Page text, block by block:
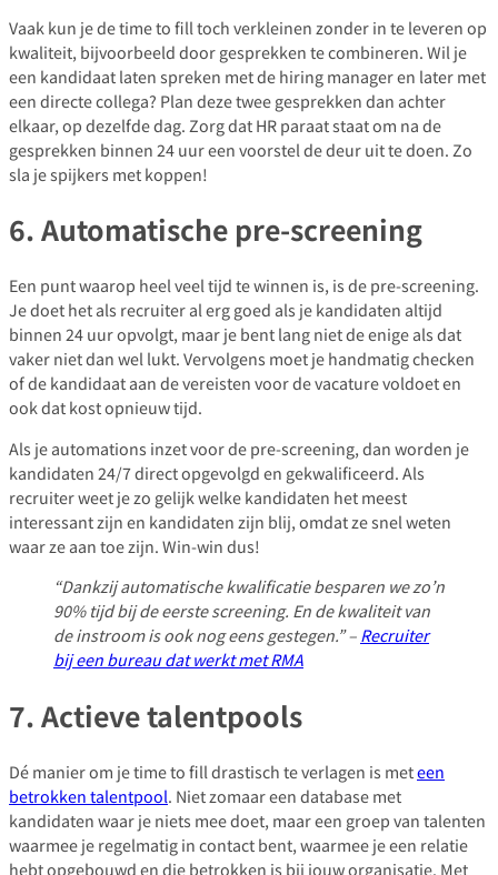
Vaak kun je de time to fill toch verkleinen zonder in te leveren op
kwaliteit, bijvoorbeeld door gesprekken te combineren. Wil je
een kandidaat laten spreken met de hiring manager en later met
een directe collega? Plan deze twee gesprekken dan achter
elkaar, op dezelfde dag. Zorg dat HR paraat staat om na de
gesprekken binnen 24 uur een voorstel de deur uit te doen. Zo
sla je spijkers met koppen!
6. Automatische pre-screening
Een punt waarop heel veel tijd te winnen is, is de pre-screening.
Je doet het als recruiter al erg goed als je kandidaten altijd
binnen 24 uur opvolgt, maar je bent lang niet de enige als dat
vaker niet dan wel lukt. Vervolgens moet je handmatig checken
of de kandidaat aan de vereisten voor de vacature voldoet en
ook dat kost opnieuw tijd.
Als je automations inzet voor de pre-screening, dan worden je
kandidaten 24/7 direct opgevolgd en gekwalificeerd. Als
recruiter weet je zo gelijk welke kandidaten het meest
interessant zijn en kandidaten zijn blij, omdat ze snel weten
waar ze aan toe zijn. Win-win dus!
“Dankzij automatische kwalificatie besparen we zo’n
90% tijd bij de eerste screening. En de kwaliteit van
de instroom is ook nog eens gestegen.” –Recruiter
bij een bureau dat werkt met RMA
7. Actieve talentpools
Dé manier om je time to fill drastisch te verlagen is meteen
betrokken talentpool. Niet zomaar een database met
kandidaten waar je niets mee doet, maar een groep van talenten
waarmee je regelmatig in contact bent, waarmee je een relatie
hebt opgebouwd en die betrokken is bij jouw organisatie. Met